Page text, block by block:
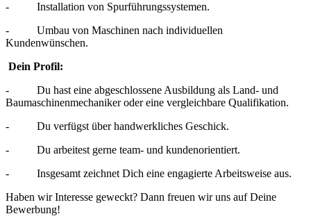
- Installation von Spurführungssystemen.
- Umbau von Maschinen nach individuellen
Kundenwünschen.
Dein Profil:
- Du hast eine abgeschlossene Ausbildung als Land- und
Baumaschinenmechaniker oder eine vergleichbare Qualifikation.
- Du verfügst über handwerkliches Geschick.
- Du arbeitest gerne team- und kundenorientiert.
- Insgesamt zeichnet Dich eine engagierte Arbeitsweise aus.
Haben wir Interesse geweckt? Dann freuen wir uns auf Deine
Bewerbung!